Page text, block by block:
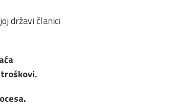
državi članici